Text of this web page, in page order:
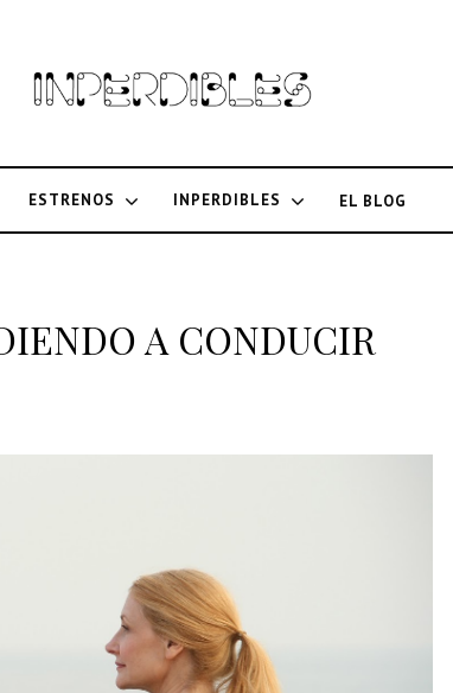
ESTRENOS INPERDIBLES EL BLOG
A CONDUCIR